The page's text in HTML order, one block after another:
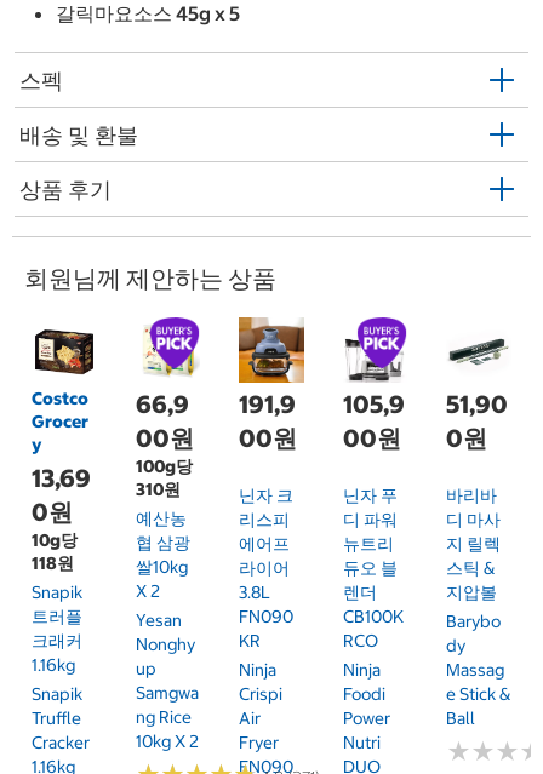
갈릭마요소스 45g x 5
스펙
배송 및 환불
상품 후기
회원님께 제안하는 상품
Costco
Grocer
y
13,69
0원
10g당
118원
Snapik
트러플
크래커
1.16kg
Snapik
Truffle
Cracker
1.16kg
66,9
00원
100g당
310원
예산농
협 삼광
쌀10kg
X 2
Yesan
Nonghy
Up
Samgwa
Ng Rice
10kg X 2
191,9
00원
닌자 크
리스피
에어프
라이어
3.8L
FN090
KR
Ninja
Crispi
Air
Fryer
FN090
105,9
00원
닌자 푸
디 파워
뉴트리
듀오 블
렌더
CB100K
RCO
Ninja
Foodi
Power
Nutri
DUO
51,90
0원
바리바
디 마사
지 릴렉
스틱 &
지압볼
Barybo
Dy
Massag
E Stick &
Ball
★★★
★★★